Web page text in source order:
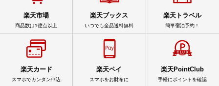
楽天市場
商品数は1億点以上
楽天ブックス
いつでも全品送料無料
楽天トラベル
簡単宿泊予約！
楽天カード
スマホでカンタン申込
楽天ペイ
スマホをお財布に
楽天PointClub
手軽にポイントを確認